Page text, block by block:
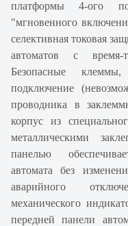
платформы 4-ого
"мгновенного
селективная токовая
автоматов с время-
Безопасные клеммы,
подключение
проводника в
корпус из
металлическими
панелью обеспечивает
автомата без
аварийного
механического
передней панели